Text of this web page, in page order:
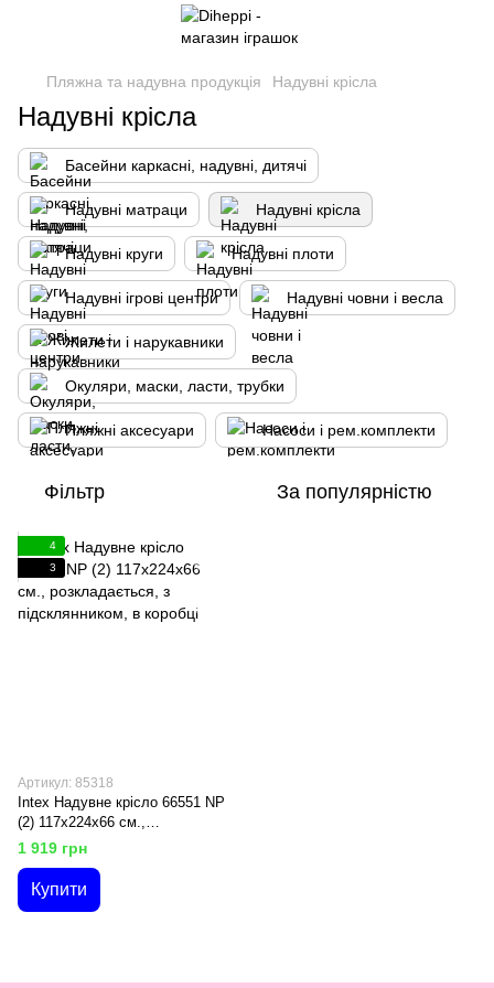
Пляжна та надувна продукція Надувні крісла
Надувні крісла
Басейни каркасні, надувні, дитячі
Надувні матраци Надувні крісла
Надувні круги Надувні плоти
Надувні ігрові центри Надувні човни і весла
Жилети і нарукавники
Окуляри, маски, ласти, трубки
Пляжні аксесуари Насоси і рем.комплекти
Фільтр За популярністю
4
3
Артикул: 85318
Intex Надувне крісло 66551 NP
(2) 117х224х66 см.,
розкладається, з
підсклянником, в коробці
1 919 грн
Купити